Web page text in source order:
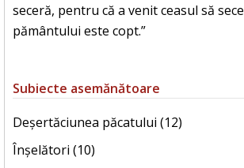
seceră, pentru că a venit ceasul să
pământului este copt.”
Subiecte asemănătoare
Deșertăciunea păcatului (12)
Înșelători (10)